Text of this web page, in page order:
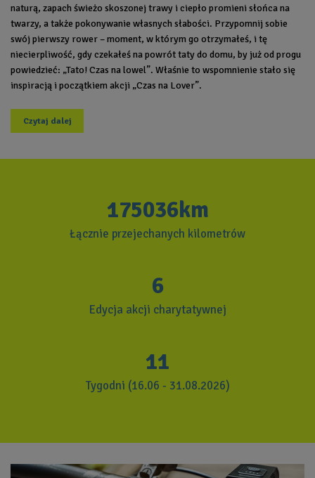
naturą, zapach świeżo skoszonej trawy i ciepło promieni słońca na
twarzy, a także pokonywanie własnych słabości. Przypomnij sobie
swój pierwszy rower – moment, w którym go otrzymałeś, i tę
niecierpliwość, gdy czekałeś na powrót taty do domu, by już od progu
powiedzieć: „Tato! Czas na lowel”. Właśnie to wspomnienie stało się
inspiracją i początkiem akcji „Czas na Lover”.
Czytaj dalej
175036km
Łącznie przejechanych kilometrów
6
Edycja akcji charytatywnej
11
Tygodni (16.06 - 31.08.2026)